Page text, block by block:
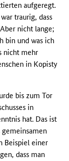
aufgeregt.
traurig, dass
nicht lange;
bin und was ich
nicht mehr
in Kopisty
bis zum Tor
in
hat. Das ist
gemeinsamen
Beispiel einer
dass man